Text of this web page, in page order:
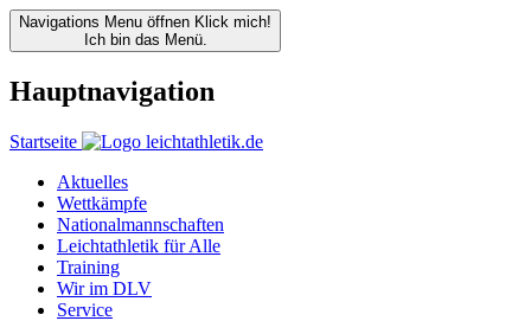
Navigations Menu öffnen Klick mich!
Ich bin das Menü.
Hauptnavigation
Startseite
Aktuelles
Wettkämpfe
Nationalmannschaften
Leichtathletik für Alle
Training
Wir im DLV
Service